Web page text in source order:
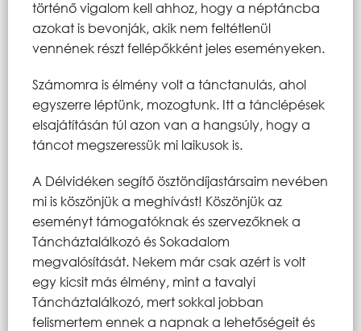
történő vigalom kell ahhoz, hogy a néptáncba
azokat is bevonják, akik nem feltétlenül
vennének részt fellépőkként jeles eseményeken.
Számomra is élmény volt a tánctanulás, ahol
egyszerre léptünk, mozogtunk. Itt a tánclépések
elsajátításán túl azon van a hangsúly, hogy a
táncot megszeressük mi laikusok is.
A Délvidéken segítő ösztöndíjastársaim nevében
mi is köszönjük a meghívást! Köszönjük az
eseményt támogatóknak és szervezőknek a
Táncháztalálkozó és Sokadalom
megvalósítását. Nekem már csak azért is volt
egy kicsit más élmény, mint a tavalyi
Táncháztalálkozó, mert sokkal jobban
felismertem ennek a napnak a lehetőségeit és